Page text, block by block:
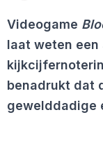
Videogame
laat weten
benadrukt dat
gewelddadige